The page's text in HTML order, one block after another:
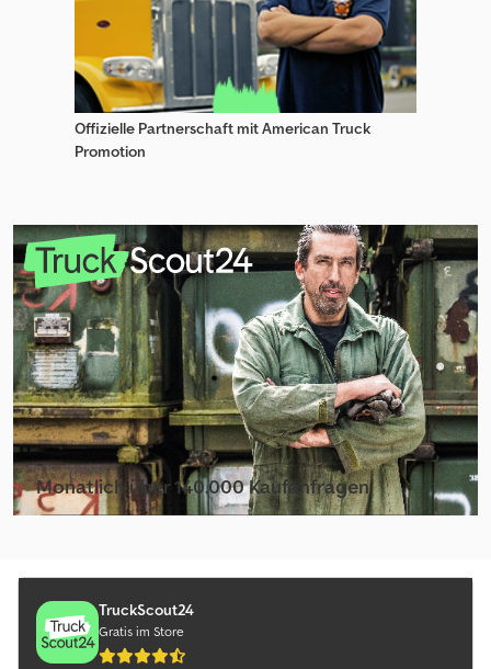
Offizielle Partnerschaft mit American Truck
Promotion
Monatlich über 140.000 Kaufanfragen
TruckScout24
Gratis im Store